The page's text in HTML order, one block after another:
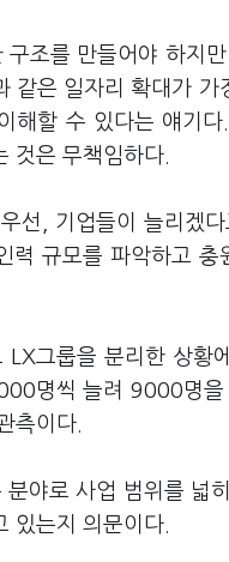
조를 만들어야 하지
같은 일자리 확대가
해할 수 있다는 얘기
것은 무책임하다.
선, 기업들이 늘리겠
력 규모를 파악하고
LX그룹을 분리한 상
명씩 늘려 9000명을
측이다.
야로 사업 범위를 넓
있는지 의문이다.